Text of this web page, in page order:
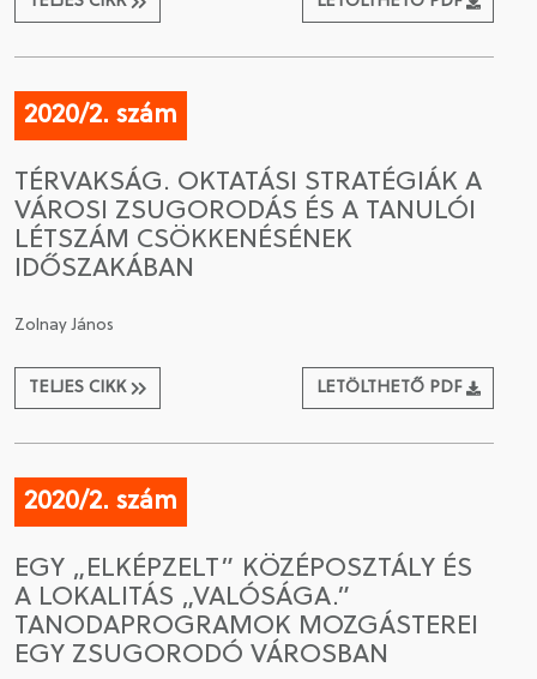
2020/2. szám
TÉRVAKSÁG. OKTATÁSI STRATÉGIÁK A
VÁROSI ZSUGORODÁS ÉS A TANULÓI
LÉTSZÁM CSÖKKENÉSÉNEK
IDŐSZAKÁBAN
Zolnay János
TELJES CIKK LETÖLTHETŐ PDF
2020/2. szám
EGY „ELKÉPZELT” KÖZÉPOSZTÁLY ÉS
A LOKALITÁS „VALÓSÁGA.”
TANODAPROGRAMOK MOZGÁSTEREI
EGY ZSUGORODÓ VÁROSBAN